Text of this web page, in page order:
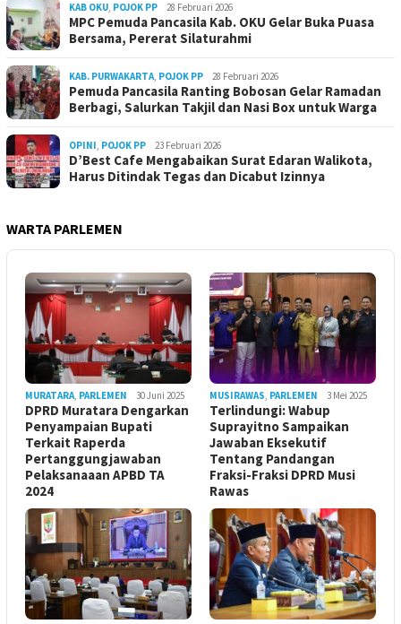
KAB OKU, POJOK PP 28 Februari 2026
MPC Pemuda Pancasila Kab. OKU Gelar Buka Puasa
Bersama, Pererat Silaturahmi
KAB. PURWAKARTA, POJOK PP 28 Februari 2026
Pemuda Pancasila Ranting Bobosan Gelar Ramadan
Berbagi, Salurkan Takjil dan Nasi Box untuk Warga
OPINI, POJOK PP 23 Februari 2026
D’Best Cafe Mengabaikan Surat Edaran Walikota,
Harus Ditindak Tegas dan Dicabut Izinnya
WARTA PARLEMEN
MURATARA, PARLEMEN 30 Juni 2025
DPRD Muratara Dengarkan
Penyampaian Bupati
Terkait Raperda
Pertanggungjawaban
Pelaksanaaan APBD TA
2024
MUSIRAWAS, PARLEMEN 3 Mei 2025
Terlindungi: Wabup
Suprayitno Sampaikan
Jawaban Eksekutif
Tentang Pandangan
Fraksi-Fraksi DPRD Musi
Rawas